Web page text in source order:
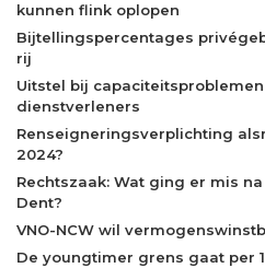
kunnen flink oplopen
Bijtellingspercentages
rij
Uitstel bij
dienstverleners
Renseigneringsverplichting
2024?
Rechtszaak: Wat ging er mis
Dent?
VNO-NCW wil
De youngtimer grens gaat per